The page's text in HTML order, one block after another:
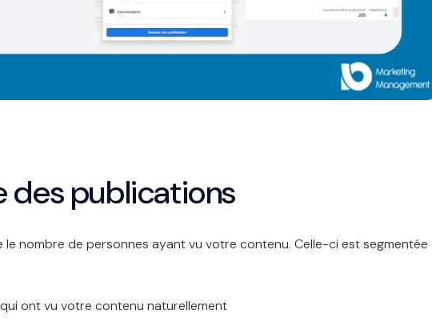
des publications
le nombre de personnes ayant vu votre contenu. Celle-ci est segmentée
ont vu votre contenu naturellement